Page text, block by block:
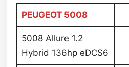
PEUGEOT 5008
5008 Allure 1.2
Hybrid 136hp eDCS6